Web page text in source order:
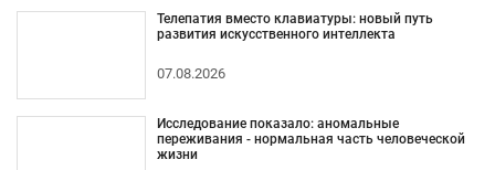
Телепатия вместо клавиатуры: новый путь
развития искусственного интеллекта
07.08.2026
Исследование показало: аномальные
переживания - нормальная часть человеческой
жизни